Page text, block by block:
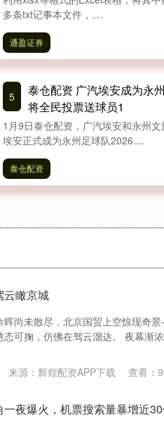
多条txt记事本文件，....
通盈证券
5
泰仓配资 广汽埃安成为永
将全民投票送球员1
1月9日泰仓配资，广汽埃安和永州
埃安正式成为永州足球队2026....
泰仓配资
云瞰京城
晖尚未散尽，北京国贸上空惊现奇
可掬，仿佛在驾云溜达。 夜幕渐
来源：辉煌配资APP下载 查看：
夜爆火，机票搜索量暴增近30